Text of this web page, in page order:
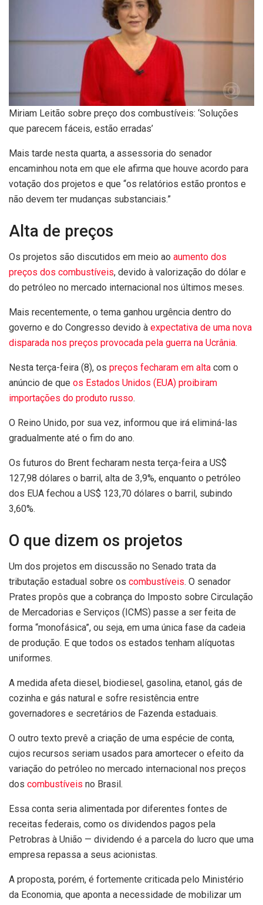
Miriam Leitão sobre preço dos combustíveis: ‘Soluções
que parecem fáceis, estão erradas’
Mais tarde nesta quarta, a assessoria do senador
encaminhou nota em que ele afirma que houve acordo para
votação dos projetos e que “os relatórios estão prontos e
não devem ter mudanças substanciais.”
Alta de preços
Os projetos são discutidos em meio ao aumento dos
preços dos combustíveis, devido à valorização do dólar e
do petróleo no mercado internacional nos últimos meses.
Mais recentemente, o tema ganhou urgência dentro do
governo e do Congresso devido à expectativa de uma nova
disparada nos preços provocada pela guerra na Ucrânia.
Nesta terça-feira (8), os preços fecharam em alta com o
anúncio de que os Estados Unidos (EUA) proibiram
importações do produto russo.
O Reino Unido, por sua vez, informou que irá eliminá-las
gradualmente até o fim do ano.
Os futuros do Brent fecharam nesta terça-feira a US$
127,98 dólares o barril, alta de 3,9%, enquanto o petróleo
dos EUA fechou a US$ 123,70 dólares o barril, subindo
3,60%.
O que dizem os projetos
Um dos projetos em discussão no Senado trata da
tributação estadual sobre os combustíveis. O senador
Prates propôs que a cobrança do Imposto sobre Circulação
de Mercadorias e Serviços (ICMS) passe a ser feita de
forma “monofásica”, ou seja, em uma única fase da cadeia
de produção. E que todos os estados tenham alíquotas
uniformes.
A medida afeta diesel, biodiesel, gasolina, etanol, gás de
cozinha e gás natural e sofre resistência entre
governadores e secretários de Fazenda estaduais.
O outro texto prevê a criação de uma espécie de conta,
cujos recursos seriam usados para amortecer o efeito da
variação do petróleo no mercado internacional nos preços
dos combustíveis no Brasil.
Essa conta seria alimentada por diferentes fontes de
receitas federais, como os dividendos pagos pela
Petrobras à União — dividendo é a parcela do lucro que uma
empresa repassa a seus acionistas.
A proposta, porém, é fortemente criticada pelo Ministério
da Economia, que aponta a necessidade de mobilizar um